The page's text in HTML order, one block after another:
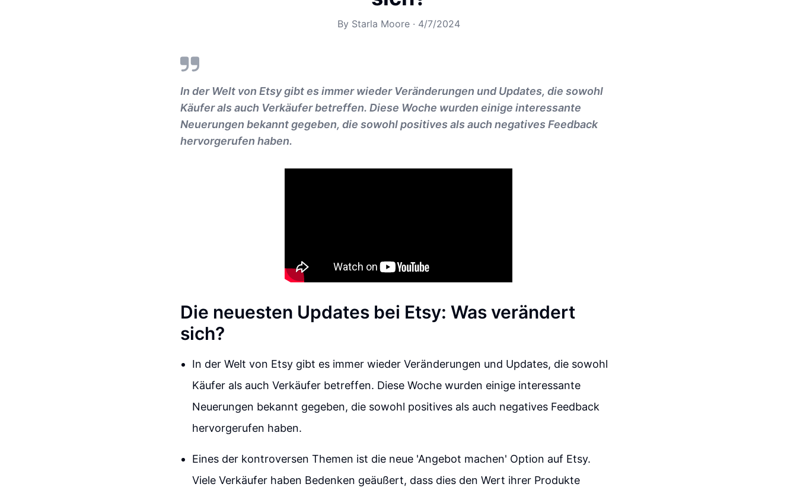
By Starla Moore· 4/7/2024
In der Welt von Etsy gibt es immer wieder Veränderungen und Updates, die sowohl
Käufer als auch Verkäufer betreffen. Diese Woche wurden einige interessante
Neuerungen bekannt gegeben, die sowohl positives als auch negatives Feedback
hervorgerufen haben.
Die neuesten Updates bei Etsy: Was verändert
sich?
In der Welt von Etsy gibt es immer wieder Veränderungen und Updates, die sowohl
Käufer als auch Verkäufer betreffen. Diese Woche wurden einige interessante
Neuerungen bekannt gegeben, die sowohl positives als auch negatives Feedback
hervorgerufen haben.
Eines der kontroversen Themen ist die neue 'Angebot machen' Option auf Etsy.
Viele Verkäufer haben Bedenken geäußert, dass dies den Wert ihrer Produkte